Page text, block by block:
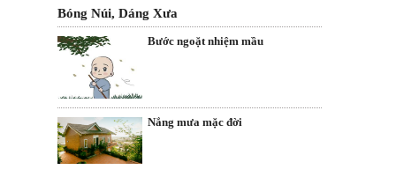
Bóng Núi, Dáng Xưa
Bước ngoặt nhiệm mầu
Nắng mưa mặc đời